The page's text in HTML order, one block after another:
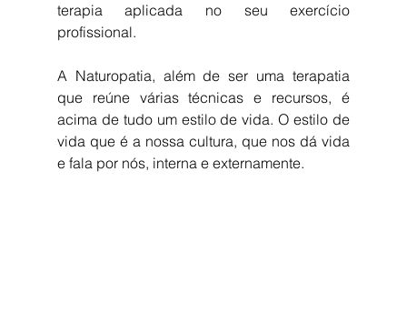
terapia aplicada no seu exercício
profissional.
A Naturopatia, além de ser uma terapatia
que reúne várias técnicas e recursos, é
acima de tudo um estilo de vida. O estilo de
vida que é a nossa cultura, que nos dá vida
e fala por nós, interna e externamente.